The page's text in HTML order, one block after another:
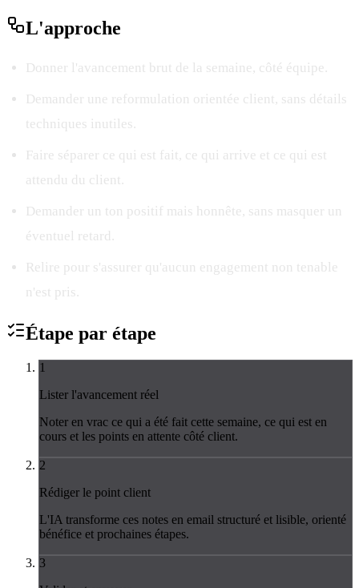
L'approche
Donner l'avancement brut de la semaine, côté équipe.
Demander une reformulation orientée client, sans détails
techniques inutiles.
Faire séparer ce qui est fait, ce qui arrive et ce qui est
attendu du client.
Demander un ton positif mais honnête, sans masquer un
éventuel retard.
Relire pour s'assurer qu'aucun engagement non tenable
n'est pris.
Étape par étape
1
Lister l'avancement réel
Noter en vrac ce qui a été fait cette semaine, ce qui est en
cours et les points en attente côté client.
2
Rédiger le point client
L'IA transforme ces notes en email structuré et lisible, orienté
bénéfice et prochaines étapes.
3